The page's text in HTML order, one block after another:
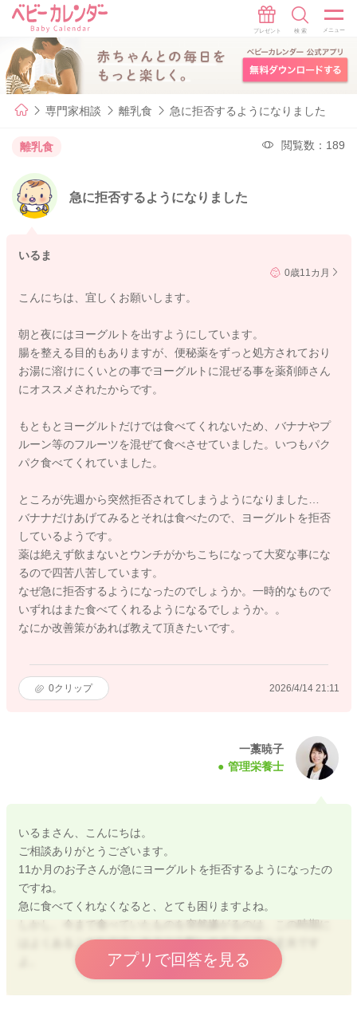
専門家相談 離乳食 急に拒否するようになりました
離乳食 閲覧数：189
急に拒否するようになりました
いるま
0歳11カ月
こんにちは、宜しくお願いします。
朝と夜にはヨーグルトを出すようにしています。
腸を整える目的もありますが、便秘薬をずっと処方されており
お湯に溶けにくいとの事でヨーグルトに混ぜる事を薬剤師さん
にオススメされたからです。
もともとヨーグルトだけでは食べてくれないため、バナナやプ
ルーン等のフルーツを混ぜて食べさせていました。いつもパク
パク食べてくれていました。
ところが先週から突然拒否されてしまうようになりました…
バナナだけあげてみるとそれは食べたので、ヨーグルトを拒否
しているようです。
薬は絶えず飲まないとウンチがかちこちになって大変な事にな
るので四苦八苦しています。
なぜ急に拒否するようになったのでしょうか。一時的なもので
いずれはまた食べてくれるようになるでしょうか。。
なにか改善策があれば教えて頂きたいです。
0クリップ 2026/4/14 21:11
一藁暁子
管理栄養士
いるまさん、こんにちは。
ご相談ありがとうございます。
11か月のお子さんが急にヨーグルトを拒否するようになったの
ですね。
急に食べてくれなくなると、とても困りますよね。
しかし、今まで食べていたものを突然嫌がるのは、この時期に
はよくあることなので、あまり心配しすぎなくて大丈夫です
同じ食材が毎日続くと「飽きた」「今日は気分じゃない」とな
アプリで回答を見る